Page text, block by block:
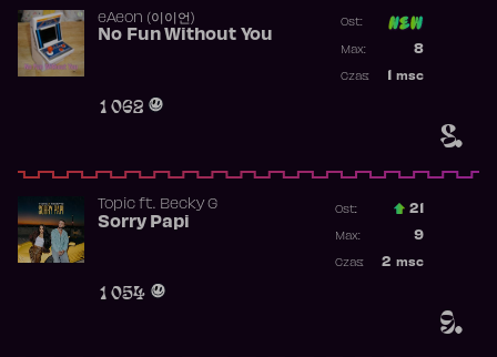
8.
​eAeon (이이언)
No Fun Without You
1 062
Ost:
8
Max:
msc
Czas:
9.
Topicft. Becky G
Sorry Papi
1 054
Ost.: 21
9
Max:
2 msc
Czas: